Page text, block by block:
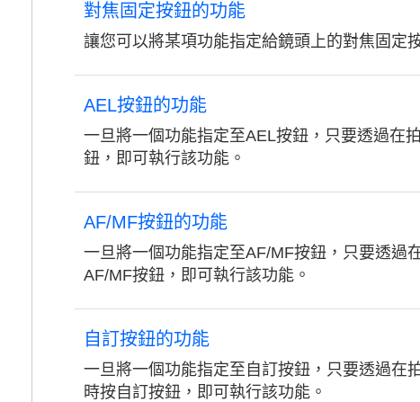
對焦固定按鈕的功能
讓您可以將某項功能指定給鏡頭上的對焦固定
AEL按鈕的功能
一旦將一個功能指定至AEL按鈕，只要透過在
鈕，即可執行該功能。
AF/MF按鈕的功能
一旦將一個功能指定至AF/MF按鈕，只要透過
AF/MF按鈕，即可執行該功能。
自訂按鈕的功能
一旦將一個功能指定至自訂按鈕，只要透過在
時按自訂按鈕，即可執行該功能。